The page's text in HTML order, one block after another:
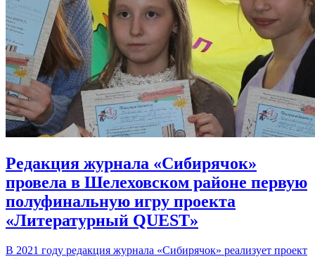
Редакция журнала «Сибирячок»
провела в Шелеховском районе первую
полуфинальную игру проекта
«Литературный QUEST»
В 2021 году редакция журнала «Сибирячок» реализует проект